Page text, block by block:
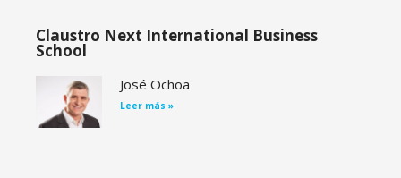
Claustro Next International Business
School
José Ochoa
Leer más »